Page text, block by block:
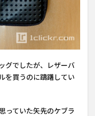
グでしたが、レザーバ
を買うのに躊躇してい
っていた矢先のケブラ